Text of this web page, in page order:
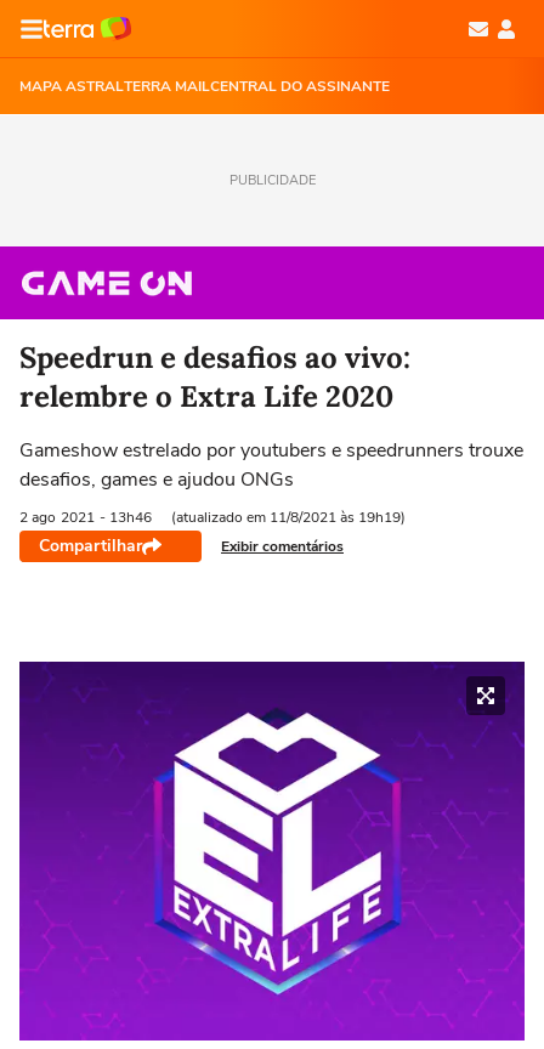
MAPA ASTRALTERRA MAILCENTRAL DO ASSINANTE
PUBLICIDADE
Speedrun e desafios ao vivo:
relembre o Extra Life 2020
Gameshow estrelado por youtubers e speedrunners trouxe
desafios, games e ajudou ONGs
2 ago 2021 - 13h46 (atualizado em 11/8/2021 às 19h19)
Compartilhar Exibir comentários